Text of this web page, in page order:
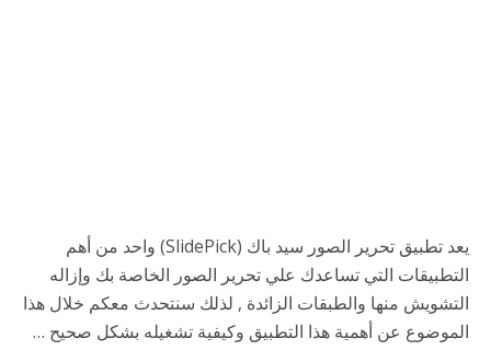
يعد تطبيق تحرير الصور سيد باك (SlidePick) واحد من أهم
التطبيقات التي تساعدك علي تحرير الصور الخاصة بك وإزاله
التشويش منها والطبقات الزائدة , لذلك سنتحدث معكم خلال هذا
الموضوع عن أهمية هذا التطبيق وكيفية تشغيله بشكل صحيح …